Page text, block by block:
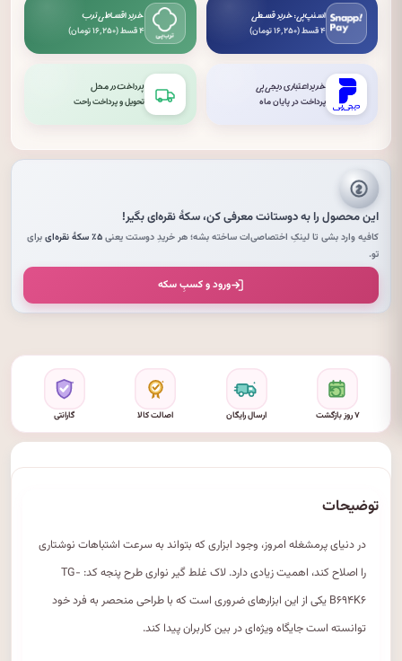
اسنپ‌پی: خرید قسطی
۴ قسط (۱۶٬۲۵۰ تومان)
خرید اقساطی ترب
۴ قسط (۱۶٬۲۵۰ تومان)
خرید اعتباری دیجی‌پی
پرداخت در پایان ماه
پرداخت در محل
تحویل و پرداخت راحت
این محصول را به دوستانت معرفی کن،سکهٔ نقره‌ایبگیر!
کافیه وارد بشی تا لینکِ اختصاصی‌ات ساخته بشه؛ هر خریدِ دوستت یعنی۵٪ سکهٔ نقره‌ای
برای
تو.
ورود و کسبِ سکه
۷ روز بازگشت ارسال رایگان اصالت کالا گارانتی
توضیحات
در دنیای پرمشغله امروز، وجود ابزاری که بتواند به سرعت اشتباهات نوشتاری
را اصلاح کند، اهمیت زیادی دارد. لاک غلط گیر نواری طرح پنجه کد: TG-
B۶۹۴K۶ یکی از این ابزارهای ضروری است که با طراحی منحصر به فرد خود
توانسته است جایگاه ویژه‌ای در بین کاربران پیدا کند.